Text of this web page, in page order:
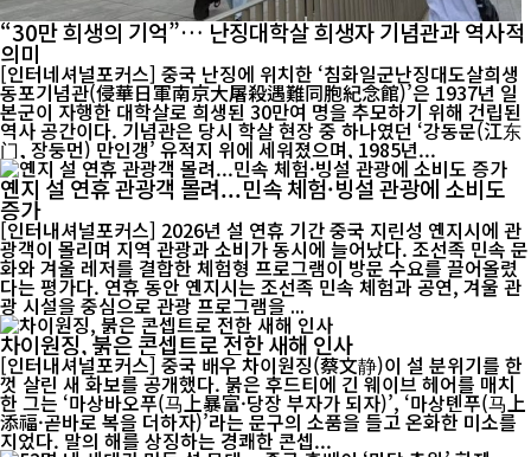
“30만 희생의 기억”… 난징대학살 희생자 기념관과 역사적
의미
[인터네셔널포커스] 중국 난징에 위치한 ‘침화일군난징대도살희생
동포기념관(侵華日軍南京大屠殺遇難同胞紀念館)’은 1937년 일
본군이 자행한 대학살로 희생된 30만여 명을 추모하기 위해 건립된
역사 공간이다. 기념관은 당시 학살 현장 중 하나였던 ‘강동문(江东
门, 장둥먼) 만인갱’ 유적지 위에 세워졌으며, 1985년...
옌지 설 연휴 관광객 몰려...민속 체험·빙설 관광에 소비도
증가
[인터내셔널포커스] 2026년 설 연휴 기간 중국 지린성 옌지시에 관
광객이 몰리며 지역 관광과 소비가 동시에 늘어났다. 조선족 민속 문
화와 겨울 레저를 결합한 체험형 프로그램이 방문 수요를 끌어올렸
다는 평가다. 연휴 동안 옌지시는 조선족 민속 체험과 공연, 겨울 관
광 시설을 중심으로 관광 프로그램을 ...
차이원징, 붉은 콘셉트로 전한 새해 인사
[인터내셔널포커스] 중국 배우 차이원징(蔡文静)이 설 분위기를 한
껏 살린 새 화보를 공개했다. 붉은 후드티에 긴 웨이브 헤어를 매치
한 그는 ‘마상바오푸(马上暴富·당장 부자가 되자)’, ‘마상톈푸(马上
添福·곧바로 복을 더하자)’라는 문구의 소품을 들고 온화한 미소를
지었다. 말의 해를 상징하는 경쾌한 콘셉...